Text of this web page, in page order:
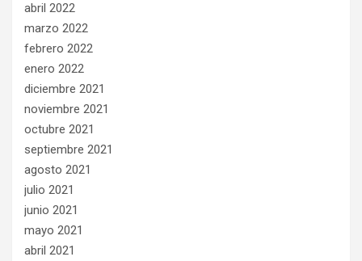
abril 2022
marzo 2022
febrero 2022
enero 2022
diciembre 2021
noviembre 2021
octubre 2021
septiembre 2021
agosto 2021
julio 2021
junio 2021
mayo 2021
abril 2021